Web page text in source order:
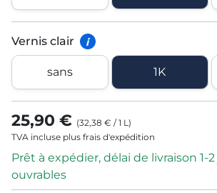
Vernis clair i
sans 1K
25,90 € (32,38 € /1 L )
TVA incluse plus frais d'expédition
Prêt à expédier, délai de livraison 1-
ouvrables